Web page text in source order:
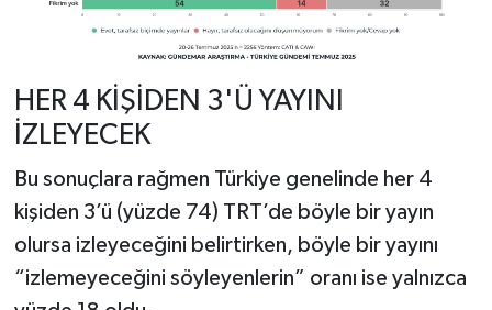
HER 4 KİŞİDEN 3'Ü YAYINI
İZLEYECEK
Bu sonuçlara rağmen Türkiye genelinde her 4
kişiden 3’ü (yüzde 74) TRT’de böyle bir yayın
olursa izleyeceğini belirtirken, böyle bir yayını
“izlemeyeceğini söyleyenlerin” oranı ise yalnızca